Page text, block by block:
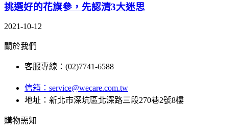
挑選好的花旗參，先認清3大迷思
2021-10-12
關於我們
客服專線：(02)7741-6588
信箱： service@wecare.com.tw
地址：新北市深坑區北深路三段270巷2號8樓
購物需知